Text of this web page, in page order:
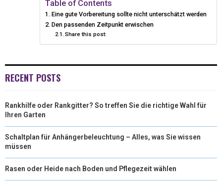
O
O
R D
Table of Contents
Eine gute Vorbereitung sollte nicht unterschätzt werden
Den passenden Zeitpunkt erwischen
Share this post:
RECENT POSTS
Rankhilfe oder Rankgitter? So treffen Sie die richtige Wahl für
Ihren Garten
Schaltplan für Anhängerbeleuchtung – Alles, was Sie wissen
müssen
Rasen oder Heide nach Boden und Pflegezeit wählen